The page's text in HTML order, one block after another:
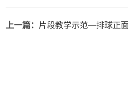
上一篇： 片段教学示范—排球正